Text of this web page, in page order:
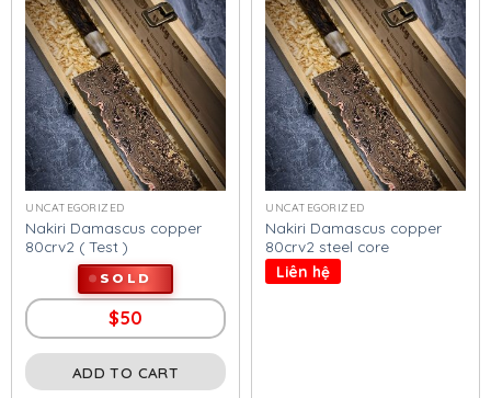
UNCATEGORIZED
Nakiri Damascus copper
80crv2 ( Test )
SOLD
$50
ADD TO CART
UNCATEGORIZED
Nakiri Damascus copper
80crv2 steel core
Liên hệ